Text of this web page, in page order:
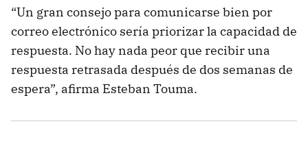
“Un gran consejo para comunicarse bien por
correo electrónico sería priorizar la capacidad de
respuesta. No hay nada peor que recibir una
respuesta retrasada después de dos semanas de
espera”, afirma Esteban Touma.